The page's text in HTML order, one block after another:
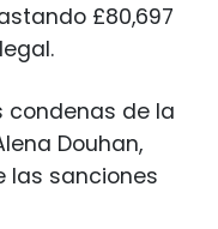
£80,697
condenas de la
Douhan,
las sanciones